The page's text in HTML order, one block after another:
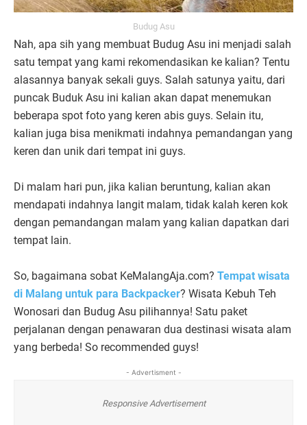
Budug Asu
Nah, apa sih yang membuat Budug Asu ini menjadi salah
satu tempat yang kami rekomendasikan ke kalian? Tentu
alasannya banyak sekali guys. Salah satunya yaitu, dari
puncak Buduk Asu ini kalian akan dapat menemukan
beberapa spot foto yang keren abis guys. Selain itu,
kalian juga bisa menikmati indahnya pemandangan yang
keren dan unik dari tempat ini guys.
Di malam hari pun, jika kalian beruntung, kalian akan
mendapati indahnya langit malam, tidak kalah keren kok
dengan pemandangan malam yang kalian dapatkan dari
tempat lain.
So, bagaimana sobat KeMalangAja.com? Tempat wisata
di Malang untuk para Backpacker? Wisata Kebuh Teh
Wonosari dan Budug Asu pilihannya! Satu paket
perjalanan dengan penawaran dua destinasi wisata alam
yang berbeda! So recommended guys!
- Advertisment -
Responsive Advertisement